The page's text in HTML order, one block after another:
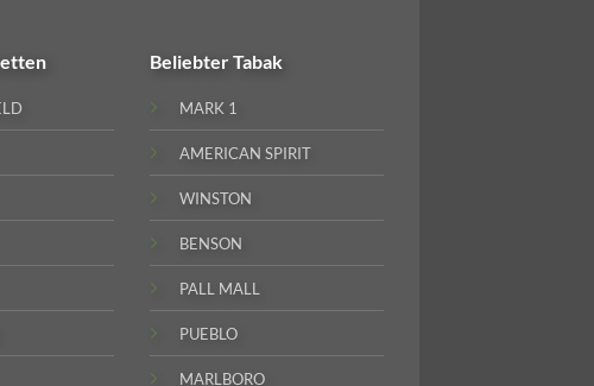
BeliebterTabak
MARK 1
AMERICAN SPIRIT
WINSTON
BENSON
PALL MALL
PUEBLO
MARLBORO